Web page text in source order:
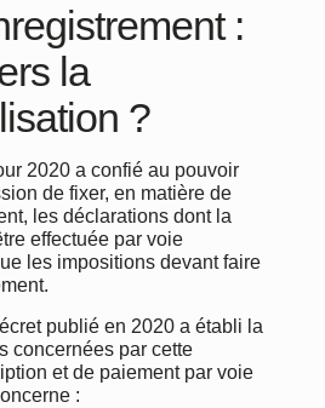
:
la
?
2020 a confié au pouvoir
de fixer, en matière de
les déclarations dont la
effectuée par voie
les impositions devant faire
publié en 2020 a établi la
concernées par cette
et de paiement par voie
: